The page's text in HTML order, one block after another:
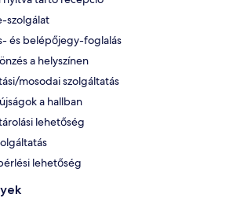
szolgálat
és belépőjegy-foglalás
a helyszínen
mosodai szolgáltatás
a hallban
lehetőség
lehetőség